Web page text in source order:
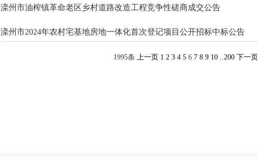
滦州市油榨镇革命老区乡村道路改造工程竞争性磋商成交公告
滦州市2024年农村宅基地房地一体化首次登记项目公开招标中标公告
1995条 上一页 1 2 3 4 5 6 7 8 9 10 ..200 下一页